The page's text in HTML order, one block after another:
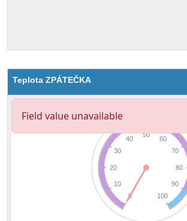
Teplota ZPÁTEČKA